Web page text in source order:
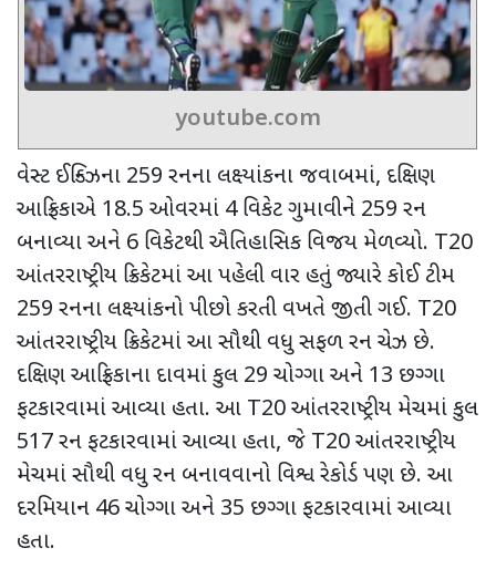
youtube.com
વેસ્ટ ઈન્ડિઝના 259 રનના લક્ષ્યાંકના જવાબમાં, દક્ષિણ
આફ્રિકાએ 18.5 ઓવરમાં 4વિકેટ ગુમાવીને 259 રન
બનાવ્યા અને 6 વિકેટથી ઐતિહાસિક વિજય મેળવ્યો. T20
આંતરરાષ્ટ્રીય ક્રિકેટમાં આ પહેલી વાર હતું જ્યારે કોઈ ટીમ
259 રનના લક્ષ્યાંકનો પીછો કરતી વખતે જીતી ગઈ. T20
આંતરરાષ્ટ્રીય ક્રિકેટમાં આ સૌથી વધુ સફળ રન ચેઝ છે.
દક્ષિણ આફ્રિકાના દાવમાં કુલ 29 ચોગ્ગા અને 13 છગ્ગા
ફટકારવામાં આવ્યા હતા. આ T20આંતરરાષ્ટ્રીય મેચમાં કુલ
517રન ફટકારવામાં આવ્યા હતા, જે T20આંતરરાષ્ટ્રીય
મેચમાં સૌથી વધુ રન બનાવવાનો વિશ્વ રેકોર્ડ પણ છે. આ
દરમિયાન 46ચોગ્ગા અને 35 છગ્ગા ફટકારવામાં આવ્યા
હતા.